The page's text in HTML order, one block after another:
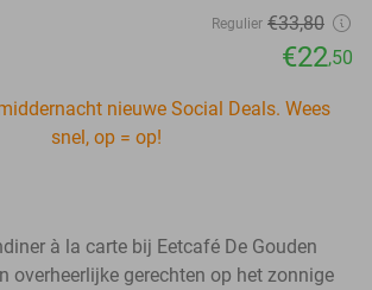
Regulier €33,80
€22,50
nieuwe Social Deals. Wees
snel, op = op!
à la carte bij Eetcafé De Gouden
overheerlijke gerechten op het zonnige